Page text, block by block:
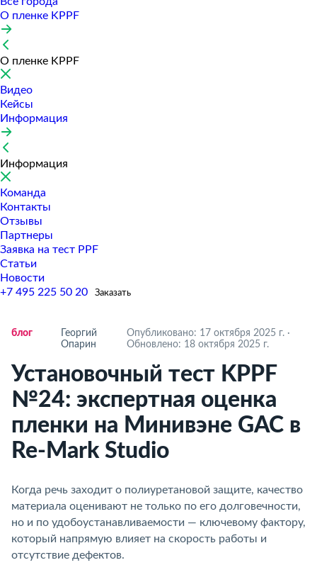
О пленке KPPF
О пленке KPPF
Видео
Кейсы
Информация
Информация
Команда
Контакты
Отзывы
Партнеры
Заявка на тест PPF
Статьи
Новости
+7 495 225 50 20
Заказать
ло
Георгий
Опарин
Опубликовано: 17 октября 2025 г. ·
Обновлено: 18 октября 2025 г.
Установочный тест KPPF
№24: экспертная оценка
пленки на Минивэне GAC
Re-Mark Studio
Когда речь заходит о полиуретановой защите, качество
материала оценивают не только по его долговечности,
но и по удобоустанавливаемости — ключевому фактору,
который напрямую влияет на скорость работы и
отсутствие дефектов.